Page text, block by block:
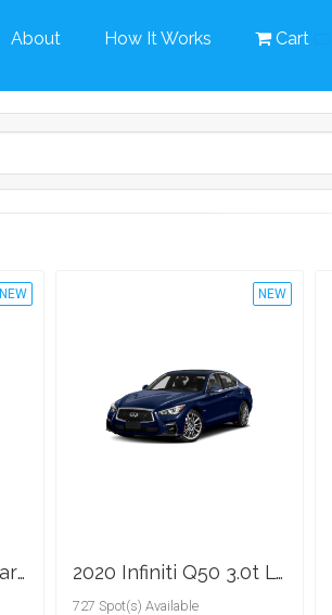
About How It Works Cart
NEW
Walmart $100 Gift Card
NEW
2020 Infiniti Q50 3.0t LUXE
727 Spot(s) Available